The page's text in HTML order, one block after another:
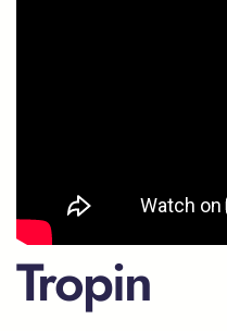
Tropin